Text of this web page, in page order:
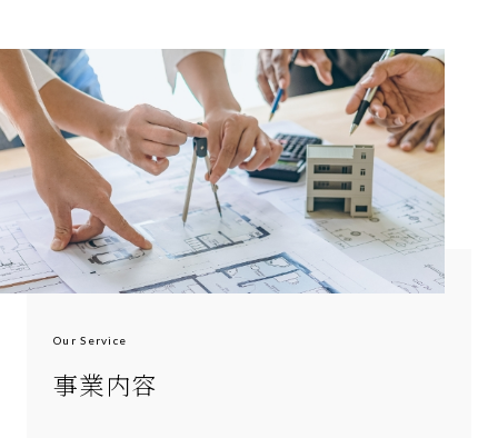
事業内容